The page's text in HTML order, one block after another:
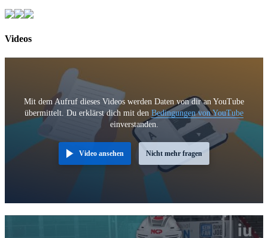
Videos
Mit dem Aufruf dieses Videos werden Daten von dir an YouTube
übermittelt. Du erklärst dich mit den Bedingungen von YouTube
einverstanden.
Video ansehen Nicht mehr fragen